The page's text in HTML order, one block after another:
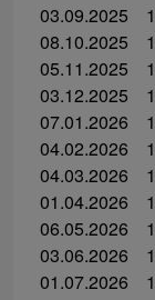
03.09.2025
08.10.2025
05.11.2025
03.12.2025
07.01.2026
04.02.2026
04.03.2026
01.04.2026
06.05.2026
03.06.2026
01.07.2026